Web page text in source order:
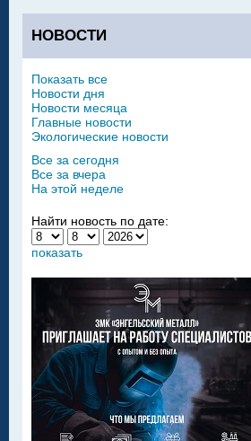
НОВОСТИ
Показать все
Новости дня
Новости месяца
Главные новости
Экологические новости
Все за сегодня
Все за вчера
На этой неделе
Найти новость по дате:
показать